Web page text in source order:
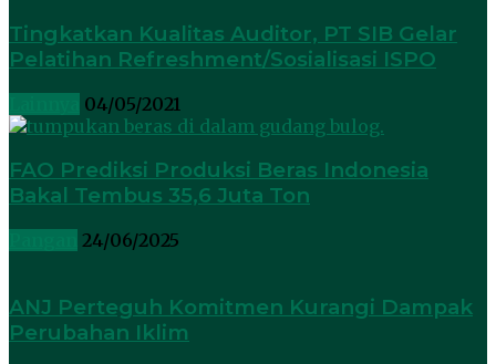
Tingkatkan Kualitas Auditor, PT SIB Gelar
Pelatihan Refreshment/Sosialisasi ISPO
04/05/2021
FAO Prediksi Produksi Beras Indonesia
Bakal Tembus 35,6 Juta Ton
24/06/2025
ANJ Perteguh Komitmen Kurangi Dampak
Perubahan Iklim